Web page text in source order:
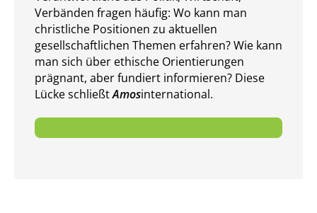
Verbänden fragen häufig: Wo kann man
christliche Positionen zu aktuellen
gesellschaft­lichen Themen er­fahren? Wie kann
man sich über ethische Orientierungen
prägnant, aber fundiert in­for­mieren? Diese
Lücke schließtAmosinternational.